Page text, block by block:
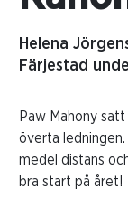
Helena
Färjestad
Paw Mahony
överta
medel distans
bra start på året!